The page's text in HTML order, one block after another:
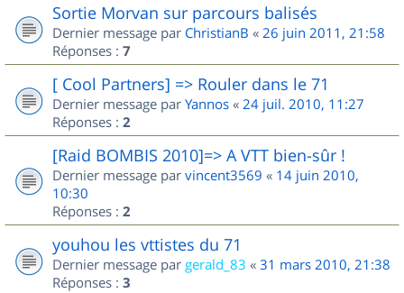
Sortie Morvan sur parcours balisés
Dernier message par ChristianB « 26 juin 2011, 21:58
Réponses : 7
[ Cool Partners] => Rouler dans le 71
Dernier message par Yannos « 24 juil. 2010, 11:27
Réponses : 2
[Raid BOMBIS 2010]=> A VTT bien-sûr !
Dernier message par vincent3569 « 14 juin 2010,
10:30
Réponses : 2
youhou les vttistes du 71
Dernier message par gerald_83 « 31 mars 2010, 21:38
Réponses : 3